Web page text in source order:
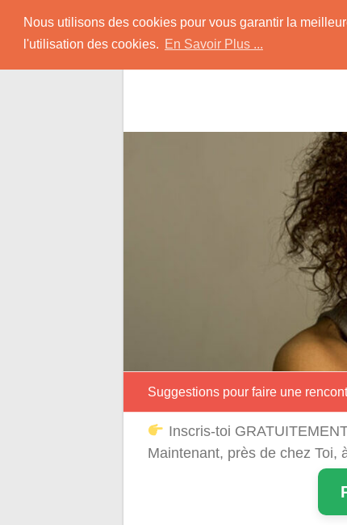
Nous utilisons des cookies pour vous garantir la
l'utilisation des cookies. En Savoir Plus ...
content
Rencontrer-Black
Conseils pour Rencontrer une Jolie
Suggestions pour faire une
Inscris-toi
Maintenant, près de chez Toi,